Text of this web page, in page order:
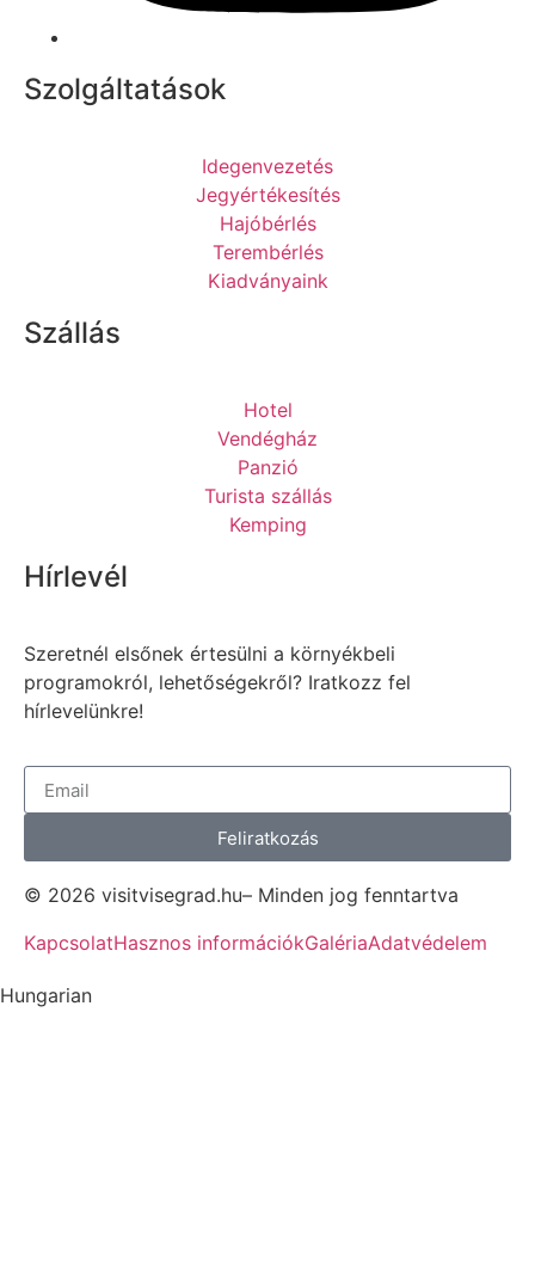
Szolgáltatások
Idegenvezetés
Jegyértékesítés
Hajóbérlés
Terembérlés
Kiadványaink
Szállás
Hotel
Vendégház
Panzió
Turista szállás
Kemping
Hírlevél
Szeretnél elsőnek értesülni a környékbeli
programokról, lehetőségekről? Iratkozz fel
hírlevelünkre!
Feliratkozás
© 2026 visitvisegrad.hu– Minden jog fenntartva
KapcsolatHasznos információkGalériaAdatvédelem
Hungarian